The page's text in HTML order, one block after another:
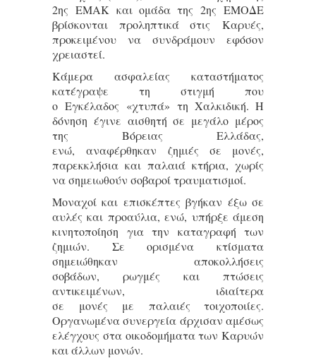
2ης ΕΜΑΚ και ομάδα της 2ης ΕΜΟΔΕ
βρίσκονται προληπτικά στις Καρυές,
προκειμένου να συνδράμουν εφόσον
χρειαστεί.
Κάμερα ασφαλείας καταστήματος
κατέγραψε τη στιγμή που
ο Εγκέλαδος «χτυπά» τη Χαλκιδική. Η
δόνηση έγινε αισθητή σε μεγάλο μέρος
της Βόρειας Ελλάδας,
ενώ, αναφέρθηκαν ζημιές σε μονές,
παρεκκλήσια και παλαιά κτήρια, χωρίς
να σημειωθούν σοβαροί τραυματισμοί.
Μοναχοί και επισκέπτες βγήκαν έξω σε
αυλές και προαύλια, ενώ, υπήρξε άμεση
κινητοποίηση για την καταγραφή των
ζημιών. Σε ορισμένα κτίσματα
σημειώθηκαν αποκολλήσεις
σοβάδων, ρωγμές και πτώσεις
αντικειμένων, ιδιαίτερα
σε μονές με παλαιές τοιχοποιίες.
Οργανωμένα συνεργεία άρχισαν αμέσως
ελέγχους στα οικοδομήματα των Καρυών
και άλλων μονών.